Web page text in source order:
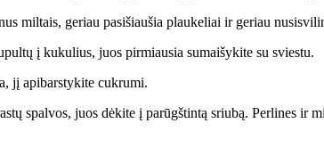
mil­tais, ge­riau pa­si­šiau­šia plau­ke­liai ir ge­riau
į ku­ku­lius, juos pir­miau­sia su­mai­šy­ki­te su svies­tu.
jį api­bars­ty­ki­te cuk­ru­mi.
spal­vos, juos dė­ki­te į pa­rūgš­tin­tą sriu­bą. Per­li­nes ir